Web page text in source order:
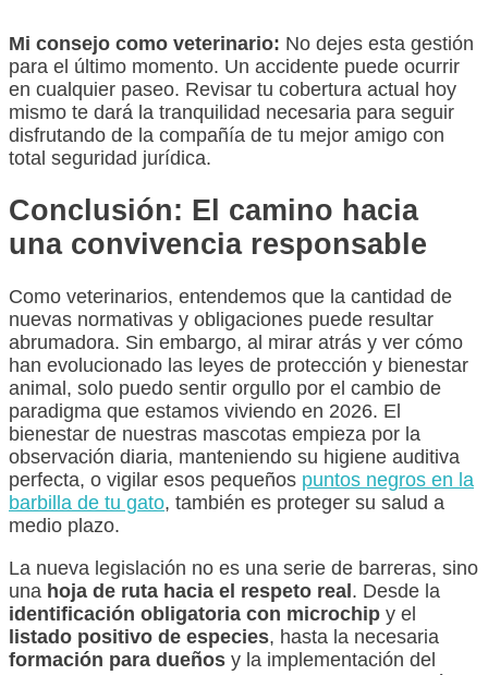
Mi consejo como veterinario: No dejes esta gestión
para el último momento. Un accidente puede ocurrir
en cualquier paseo. Revisar tu cobertura actual hoy
mismo te dará la tranquilidad necesaria para seguir
disfrutando de la compañía de tu mejor amigo con
total seguridad jurídica.
Conclusión: El camino hacia
una convivencia responsable
Como veterinarios, entendemos que la cantidad de
nuevas normativas y obligaciones puede resultar
abrumadora. Sin embargo, al mirar atrás y ver cómo
han evolucionado las leyes de protección y bienestar
animal, solo puedo sentir orgullo por el cambio de
paradigma que estamos viviendo en 2026. El
bienestar de nuestras mascotas empieza por la
observación diaria, manteniendo su higiene auditiva
perfecta, o vigilar esos pequeños puntos negros en la
barbilla de tu gato, también es proteger su salud a
medio plazo.
La nueva legislación no es una serie de barreras, sino
una hoja de ruta hacia el respeto real . Desde la
identificación obligatoria con microchip y el
listado positivo de especies, hasta la necesaria
formación para dueños y la implementación del